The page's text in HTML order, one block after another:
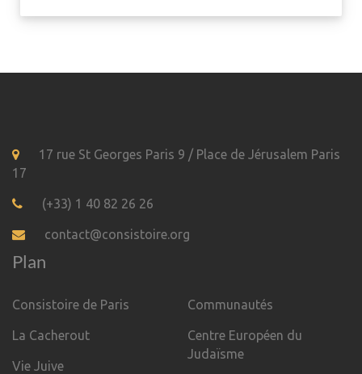
17 rue St Georges Paris 9 / Place de Jérusalem Paris
17
(+33) 1 40 82 26 26
contact@consistoire.org
Plan
Consistoire de Paris
La Cacherout
Vie Juive
Communautés
Centre Européen du
Judaïsme